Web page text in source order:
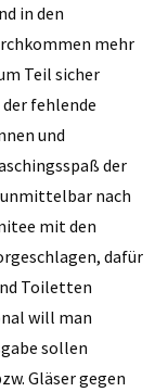
in den
mehr
Teil sicher
fehlende
und
der
nach
mit den
dafür
Toiletten
will man
sollen
Gläser gegen